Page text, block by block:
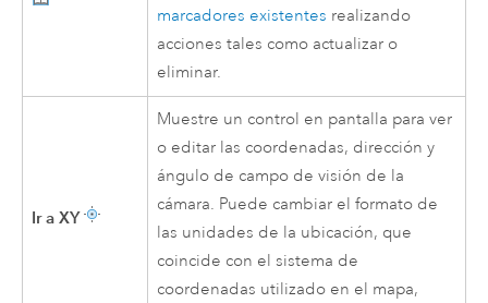
marcadores existentes realizando
acciones tales como actualizar o
eliminar.
Ir a XY
Muestre un control en pantalla para ver
o editar las coordenadas, dirección y
ángulo de campo de visión de la
cámara. Puede cambiar el formato de
las unidades de la ubicación, que
coincide con el sistema de
coordenadas utilizado en el mapa,